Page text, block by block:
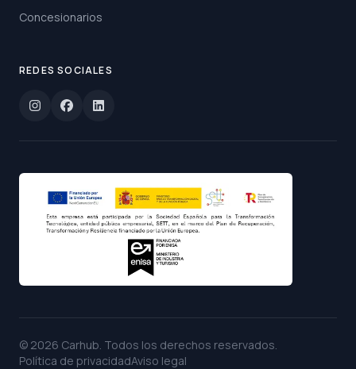
Concesionarios
REDES SOCIALES
© 2026 Carhub. Todos los derechos reservados.
Política de privacidadAviso legal